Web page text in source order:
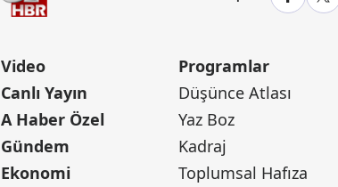
Video
Canlı Yayın
A Haber Özel
Gündem
Ekonomi
Programlar
Düşünce Atlası
Yaz Boz
Kadraj
Toplumsal Hafıza